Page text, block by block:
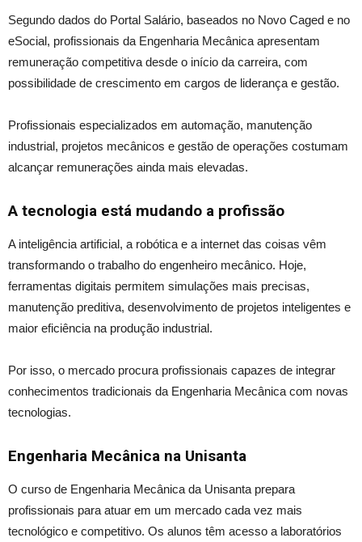
Segundo dados do Portal Salário, baseados no Novo Caged e no
eSocial, profissionais da Engenharia Mecânica apresentam
remuneração competitiva desde o início da carreira, com
possibilidade de crescimento em cargos de liderança e gestão.
Profissionais especializados em automação, manutenção
industrial, projetos mecânicos e gestão de operações costumam
alcançar remunerações ainda mais elevadas.
A tecnologia está mudando a profissão
A inteligência artificial, a robótica e a internet das coisas vêm
transformando o trabalho do engenheiro mecânico. Hoje,
ferramentas digitais permitem simulações mais precisas,
manutenção preditiva, desenvolvimento de projetos inteligentes e
maior eficiência na produção industrial.
Por isso, o mercado procura profissionais capazes de integrar
conhecimentos tradicionais da Engenharia Mecânica com novas
tecnologias.
Engenharia Mecânica na Unisanta
O curso de Engenharia Mecânica da Unisanta prepara
profissionais para atuar em um mercado cada vez mais
tecnológico e competitivo. Os alunos têm acesso a laboratórios